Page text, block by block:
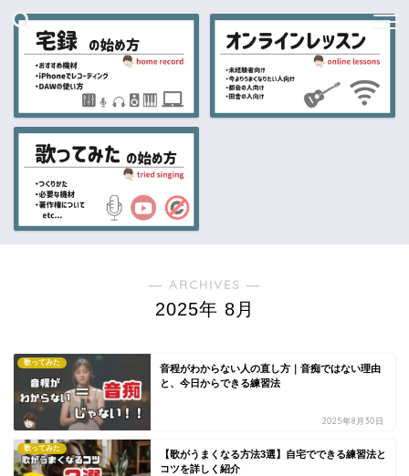
― ARCHIVES ―
2025年 8月
歌ってみた
音程がわからない人の直し方｜音痴ではない理由
と、今日からできる練習法
2025年8月30日
歌ってみた
【歌がうまくなる方法3選】自宅でできる練習法と
コツを詳しく紹介